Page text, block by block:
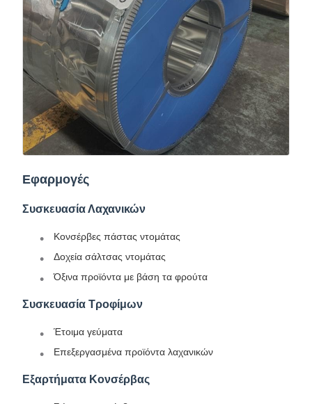
Εφαρμογές
Συσκευασία Λαχανικών
Κονσέρβες πάστας ντομάτας
Δοχεία σάλτσας ντομάτας
Όξινα προϊόντα με βάση τα φρούτα
Συσκευασία Τροφίμων
Έτοιμα γεύματα
Επεξεργασμένα προϊόντα λαχανικών
Εξαρτήματα Κονσέρβας